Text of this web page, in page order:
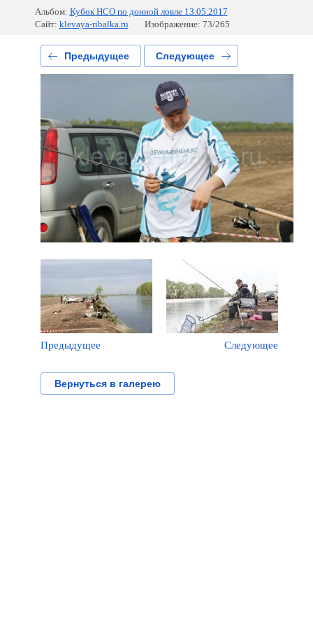
Альбом: Кубок НСО по донной ловле 13.05.2017
Сайт: klevaya-ribalka.ru Изображение: 73/265
Предыдущее Следующее
Предыдущее Следующее
Вернуться в галерею